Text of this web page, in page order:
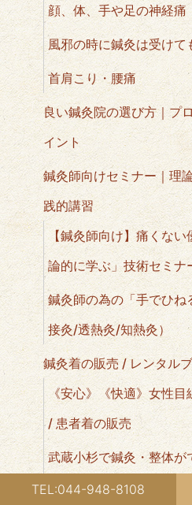
TEL:044-948-8108
顔、体、手や足の神経痛
風邪の時に鍼灸は受けて
首肩こり・腰痛
良い鍼灸院の選び方｜プ
イント
鍼灸師向けセミナー｜理
践的講習
【鍼灸師向け】痛くない
論的に学ぶ」技術セミナ
鍼灸師の為の「手でひね
接灸/透熱灸/知熱灸）
鍼灸着の販売 / レンタル
《安心》《快適》女性
/ 患者着の販売
武蔵小杉で鍼灸・整体が
ン・施術ブースのご案内